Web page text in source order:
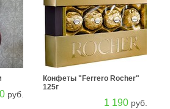
руб.
Конфеты "Ferrero Rocher"
125г
1 190руб.